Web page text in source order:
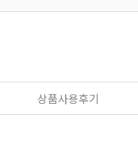
상품사용후기